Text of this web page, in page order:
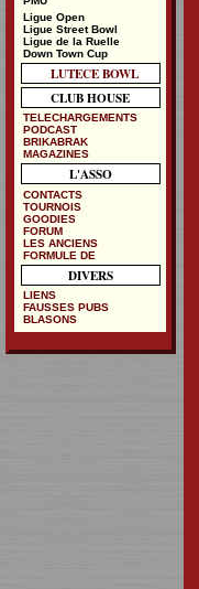
Ligue Open
Ligue Street Bowl
Ligue de la Ruelle
Down Town Cup
LUTECE BOWL
CLUB HOUSE
TELECHARGEMENTS
PODCAST
BRIKABRAK
MAGAZINES
L'ASSO
CONTACTS
TOURNOIS
GOODIES
FORUM
LES ANCIENS
FORMULE DE
DIVERS
LIENS
FAUSSES PUBS
BLASONS